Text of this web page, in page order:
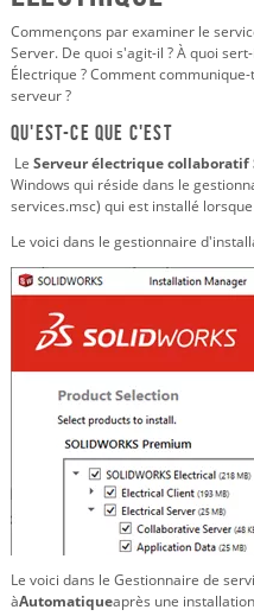
Commençons par examiner le
Server. De quoi s'agit-il ? À quoi
Électrique ? Comment
serveur ?
Qu'est-ce que c'est
Le Serveur électrique collaboratif
Windows qui réside dans le
services.msc) qui est installé
Le voici dans le gestionnaire
Le voici dans le Gestionnaire de
àAutomatiqueaprès une